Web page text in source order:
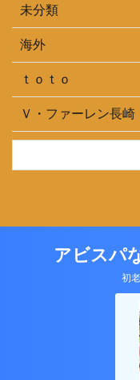
未分類
海外
ｔｏｔｏ
Ｖ・ファーレン長崎
アビスパ
初